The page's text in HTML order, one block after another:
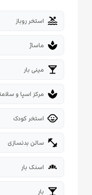
pool استخر روباز
spa ماساژ
local_bar مینی بار
spa مرکز اسپا و
child_care استخر کودک
fitness_center سالن بدنسازی
bakery_dining اسنک بار
local_bar بار